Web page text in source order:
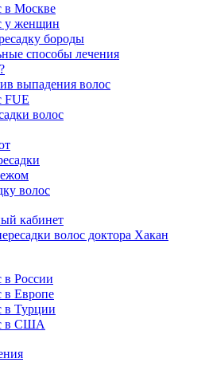
в Москве
у женщин
бороды
способы лечения
выпадения волос
FUE
волос
волос
кабинет
волос доктора Хакан
России
в Европе
в Турции
в США